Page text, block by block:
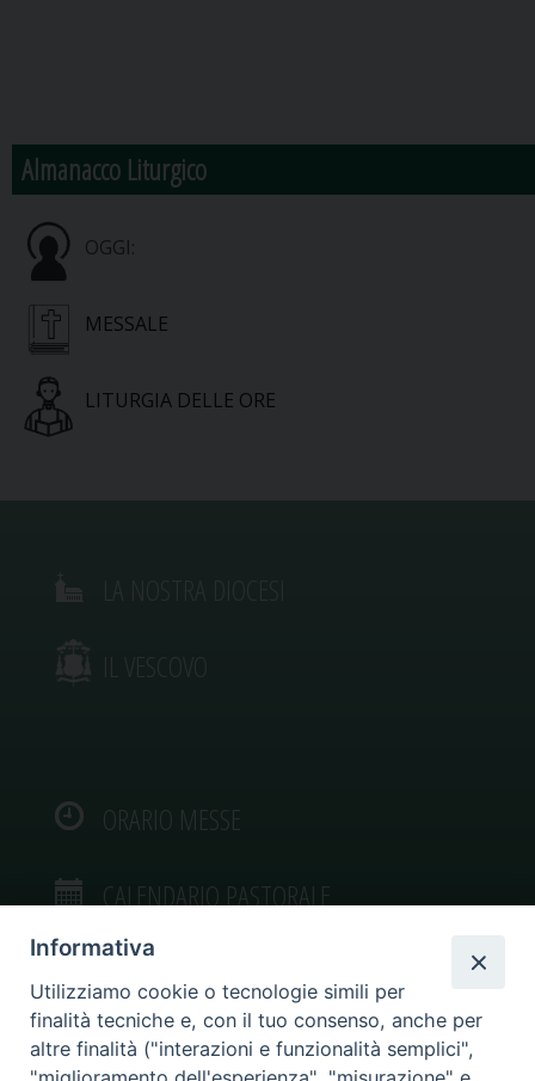
Almanacco Liturgico
OGGI:
MESSALE
LITURGIA DELLE ORE
IL VESCOVO
ORARIO MESSE
CALENDARIO PASTORALE
VIDEOGALLERY
Informativa
Utilizziamo cookie o tecnologie simili per
finalità tecniche e, con il tuo consenso, anche per
altre finalità ("interazioni e funzionalità semplici",